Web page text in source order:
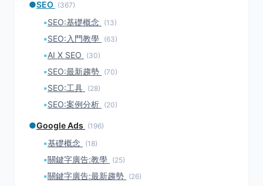
●SEO (367)
▪SEO:基礎概念 (13)
▪SEO:入門教學 (63)
▪AI X SEO (30)
▪SEO:最新趨勢 (70)
▪SEO:工具 (28)
▪SEO:案例分析 (20)
●Google Ads (196)
▪基礎概念 (18)
▪關鍵字廣告:教學 (25)
▪關鍵字廣告:最新趨勢 (26)